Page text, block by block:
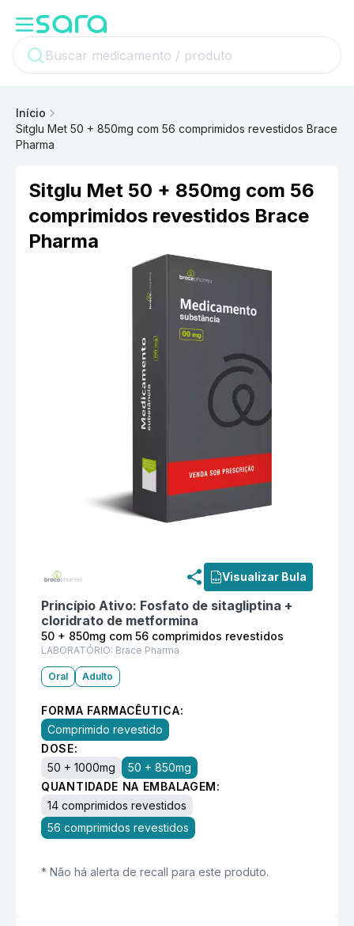
Início
Sitglu Met 50 + 850mg com 56 comprimidos revestidos Brace
Pharma
Sitglu Met 50 + 850mg com 56
comprimidos revestidos Brace
Pharma
Visualizar Bula
Princípio Ativo: Fosfato de sitagliptina +
cloridrato de metformina
50 + 850mg com 56 comprimidos revestidos
LABORATÓRIO: Brace Pharma
Oral Adulto
FORMA FARMACÊUTICA:
Comprimido revestido
DOSE:
50 + 1000mg
50 + 850mg
QUANTIDADE NA EMBALAGEM:
14 comprimidos revestidos
56 comprimidos revestidos
* Não há alerta de recall para este produto.